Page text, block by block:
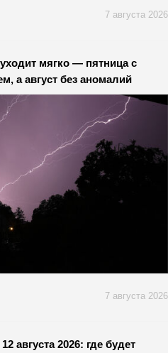
7 августа 2026
мягко — пятница с
а август без аномалий
7 августа 2026
августа 2026: где будет